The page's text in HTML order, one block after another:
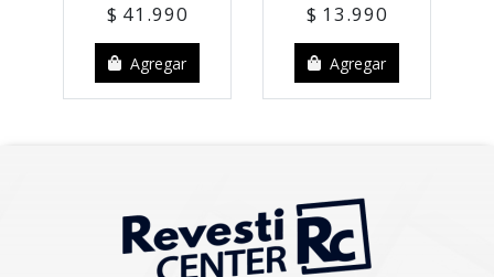
$ 41.990
Agregar
$ 13.990
Agregar